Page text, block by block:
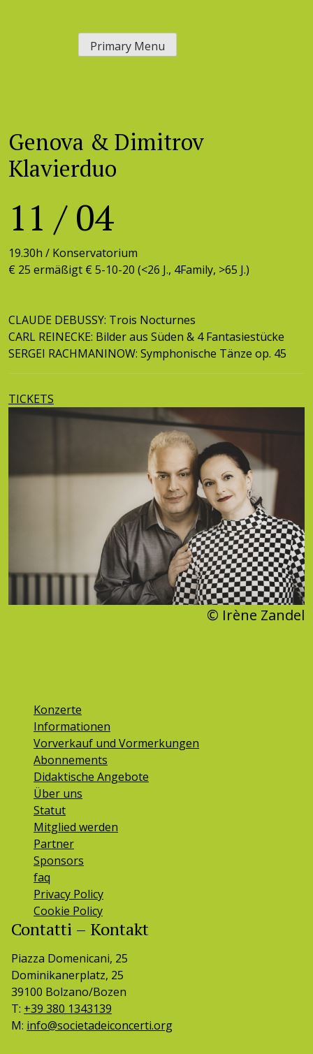
Primary Menu
Genova & Dimitrov
Klavierduo
11 / 04
19.30h / Konservatorium
€ 25 ermäßigt € 5-10-20 (<26 J., 4Family, >65 J.)
CLAUDE DEBUSSY: Trois Nocturnes
CARL REINECKE: Bilder aus Süden & 4 Fantasiestücke
SERGEI RACHMANINOW: Symphonische Tänze op. 45
TICKETS
© Irène Zandel
Konzerte
Informationen
Vorverkauf und Vormerkungen
Abonnements
Didaktische Angebote
Über uns
Statut
Mitglied werden
Partner
Sponsors
faq
Privacy Policy
Cookie Policy
Contatti – Kontakt
Piazza Domenicani, 25
Dominikanerplatz, 25
39100 Bolzano/Bozen
T: +39 380 1343139
M: info@societadeiconcerti.org